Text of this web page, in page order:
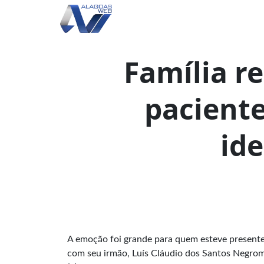
Família
A emoção foi grande para quem esteve
com seu irmão, Luís Cláudio dos Santos